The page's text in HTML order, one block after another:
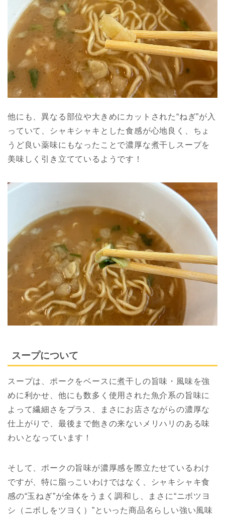
他にも、異なる部位や大きめにカットされた“ねぎ”が入
っていて、シャキシャキとした食感が心地良く、ちょ
うど良い薬味にもなったことで濃厚な煮干しスープを
美味しく引き立てているようです！
スープについて
スープは、ポークをベースに煮干しの旨味・風味を強
めに利かせ、他にも数多く使用された魚介系の旨味に
よって繊細さをプラス、まさにお店さながらの濃厚な
仕上がりで、最後まで飽きの来ないメリハリのある味
わいとなっています！
そして、ポークの旨味が濃厚感を際立たせているわけ
ですが、特に脂っこいわけではなく、シャキシャキ食
感の“玉ねぎ”が全体をうまく調和し、まさに“ニボツヨ
シ（ニボしをツヨく）”といった商品名らしい強い風味